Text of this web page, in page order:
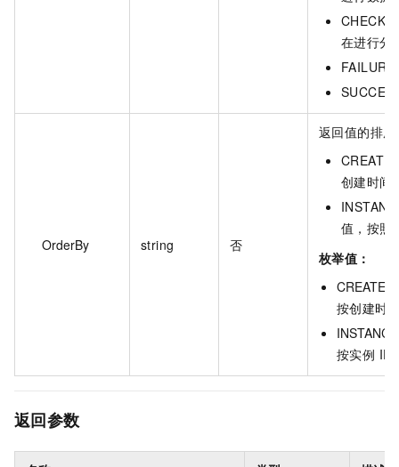
在进行分
OrderBy string 否
返回值的排
创建时间
值，按照
枚举值：
按创建时
按实例 ID
返回参数